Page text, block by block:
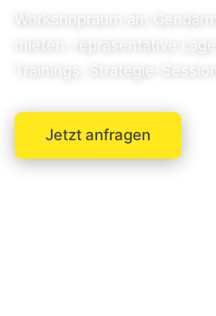
Workshopraum am
mieten: repräsentative
Trainings, Strategie-
Jetzt anfragen